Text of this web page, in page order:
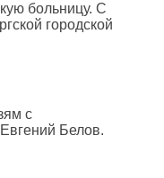
больницу. С
городской
с
Белов.